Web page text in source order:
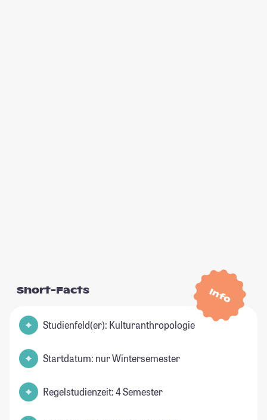
Info
Short-Facts
Studienfeld(er): Kulturanthropologie
Startdatum: nur Wintersemester
Regelstudienzeit: 4 Semester